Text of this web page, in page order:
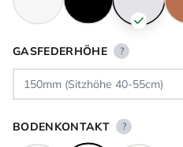
GASFEDERHÖHE ?
BODENKONTAKT ?